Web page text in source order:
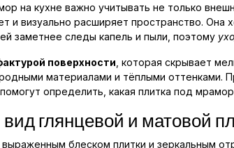
на кухне важно учитывать не только
и визуально расширяет пространство.
заметнее следы капель и пыли, поэтому
поверхности , которая скрывает
материалами и тёплыми оттенками.
определить, какая плитка под
глянцевой и матовой
блеском плитки и зеркальным